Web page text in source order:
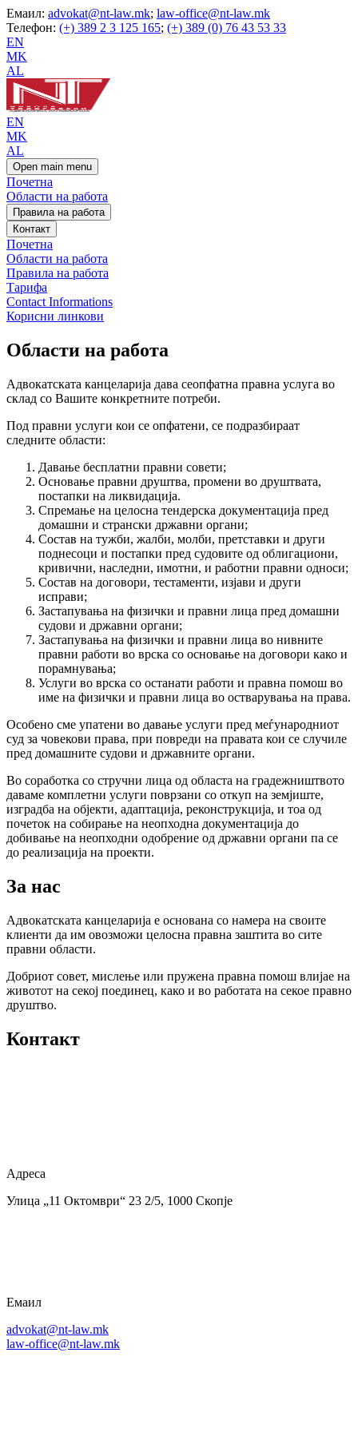
Емаил: advokat@nt-law.mk; law-office@nt-law.mk
Телефон: (+) 389 2 3 125 165; (+) 389 (0) 76 43 53 33
EN
MK
AL
EN
MK
AL
Open main menu
Почетна
Области на работа
Правила на работа
Контакт
Почетна
Области на работа
Правила на работа
Тарифа
Contact Informations
Корисни линкови
Области на работа
Адвокатската канцеларија дава сеопфатна правна услуга во
склад со Вашите конкретните потреби.
Под правни услуги кои се опфатени, се подразбираат
следните области:
Давање бесплатни правни совети;
Основање правни друштва, промени во друштвата,
постапки на ликвидација.
Спремање на целосна тендерска документација пред
домашни и странски државни органи;
Состав на тужби, жалби, молби, претставки и други
поднесоци и постапки пред судовите од облигациони,
кривични, наследни, имотни, и работни правни односи;
Состав на договори, тестаменти, изјави и други
исправи;
Застапувања на физички и правни лица пред домашни
судови и државни органи;
Застапувања на физички и правни лица во нивните
правни работи во врска со основање на договори како и
порамнувања;
Услуги во врска со останати работи и правна помош во
име на физички и правни лица во остварувања на права.
Особено сме упатени во давање услуги пред меѓународниот
суд за човекови права, при повреди на правата кои се случиле
пред домашните судови и државните органи.
Во соработка со стручни лица од областа на градежништвото
даваме комплетни услуги поврзани со откуп на земјиште,
изградба на објекти, адаптација, реконструкција, и тоа од
почеток на собирање на неопходна документација до
добивање на неопходни одобрение од државни органи па се
до реализација на проекти.
За нас
Адвокатската канцеларија е основана со намера на своите
клиенти да им овозможи целосна правна заштита во сите
правни области.
Добриот совет, мислење или пружена правна помош влијае на
животот на секој поединец, како и во работата на секое правно
друштво.
Контакт
Адреса
Улица „11 Октомври“ 23 2/5, 1000 Скопје
Емаил
advokat@nt-law.mk
law-office@nt-law.mk